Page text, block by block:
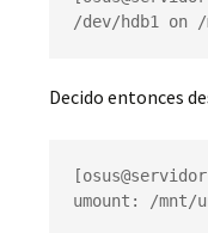
/dev/hdb1 on
Decido entonces
umount: /mnt/